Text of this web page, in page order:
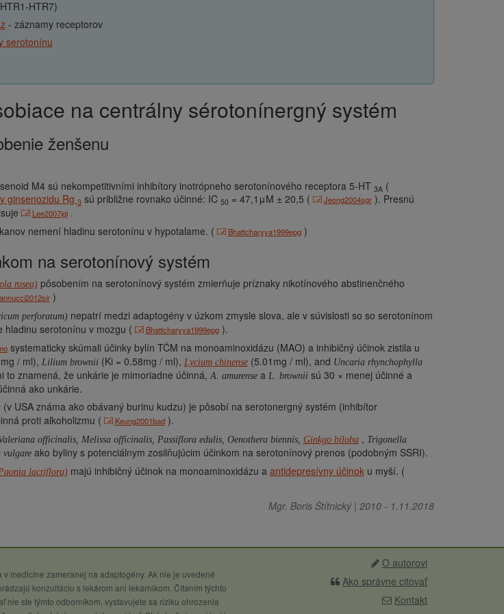
HTR7)
- záznamy receptorov
serotonínu
na centrálny sérotonínergný systém
ženšenu
M4 sú nekompetitivními inhibítory inotrópneho serotonínového receptora 5-HT 3A (
ginsenozidu Rg 3 sú približne rovnako účinné: IC 50= 47,1μM ± 20,5 ( Jeong2004sgr). Presnú
Lee2007igi.
nemení hladinu serotonínu v hypotalame. (
Bhattcharyya1999epg)
na serotonínový systém
rosea)pôsobením na serotonínový systém zmierňuje príznaky nikotínového abstinenčného
)
perforatum) nepatrí medzi adaptogény v úzkom zmysle slova, ale v súvislosti so so serotonínom
hladinu serotonínu v mozgu (
Bhattcharyya1999epg).
systematicky skúmali účinky bylín TČM na monoaminoxidázu (MAO) a inhibičný účinok zistila u
/ ml), Lilium brownii(Ki = 0.58mg / ml), Lycium chinense(5.01mg / ml), and Uncaria rhynchophylla
to znamená, že unkárie je mimoriadne účinná,A. amurensea L. browniisú 30 × menej účinné a
ako unkárie.
(v USA známa ako obávaný burinu kudzu) je pôsobí na serotonergný systém (inhibítor
proti alkoholizmu (
Keung2001bad).
officinalis, Melissa officinalis, Passiflora edulis, Oenothera biennis, Ginkgo biloba, Trigonella
ako byliny s potenciálnym zosilňujúcim účinkom na serotonínový prenos (podobným SSRI).
lactiflora)majú inhibičný účinok na monoaminoxidázu a antidepresívny účinoku myší. (
Mgr. Boris Štítnický | 2010 - 1.11.2018
O autorovi
Ako správne citovať
Kontakt
medicíne zameranej na adaptogény. Ak nie je uvedené
konzultáciu s lekárom ani lekárnikom. Čítaním týchto
ste týmto odborníkom, vystavujete sa riziku ohrozenia